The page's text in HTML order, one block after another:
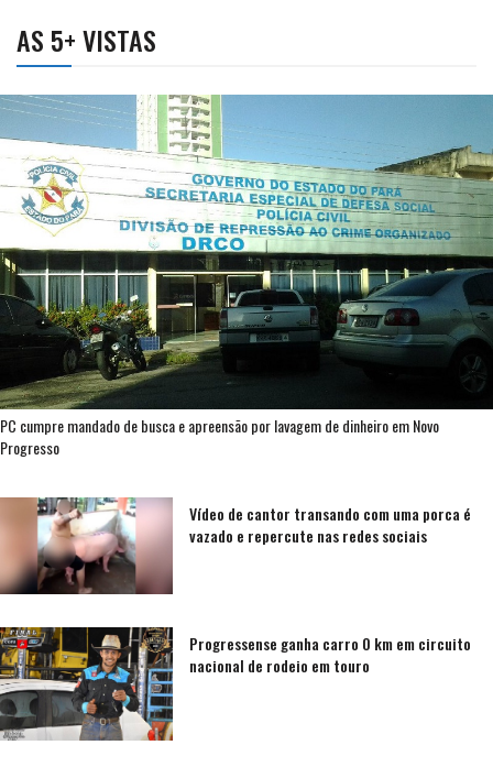
AS 5+ VISTAS
PC cumpre mandado de busca e apreensão por lavagem de dinheiro em Novo
Progresso
Vídeo de cantor transando com uma porca é
vazado e repercute nas redes sociais
Progressense ganha carro 0 km em circuito
nacional de rodeio em touro